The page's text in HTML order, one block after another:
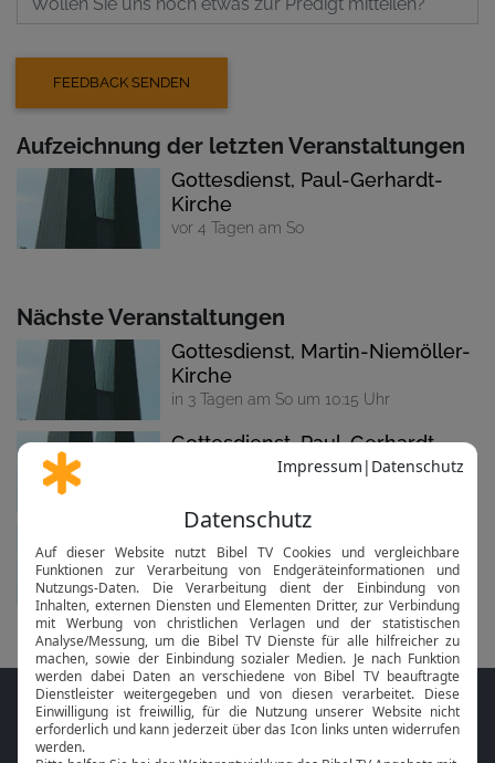
Aufzeichnung der letzten Veranstaltungen
Gottesdienst, Paul-Gerhardt-
Kirche
vor 4 Tagen am So
Nächste Veranstaltungen
Gottesdienst, Martin-Niemöller-
Kirche
in 3 Tagen am So um 10:15 Uhr
Gottesdienst, Paul-Gerhardt-
Gottesdienst, Martin-Niemöller-
Kirche
in 17 Tagen am 23.08. um 10:30 Uhr
Folge MeinGottesdienst.com auf den
Sozialen Medien